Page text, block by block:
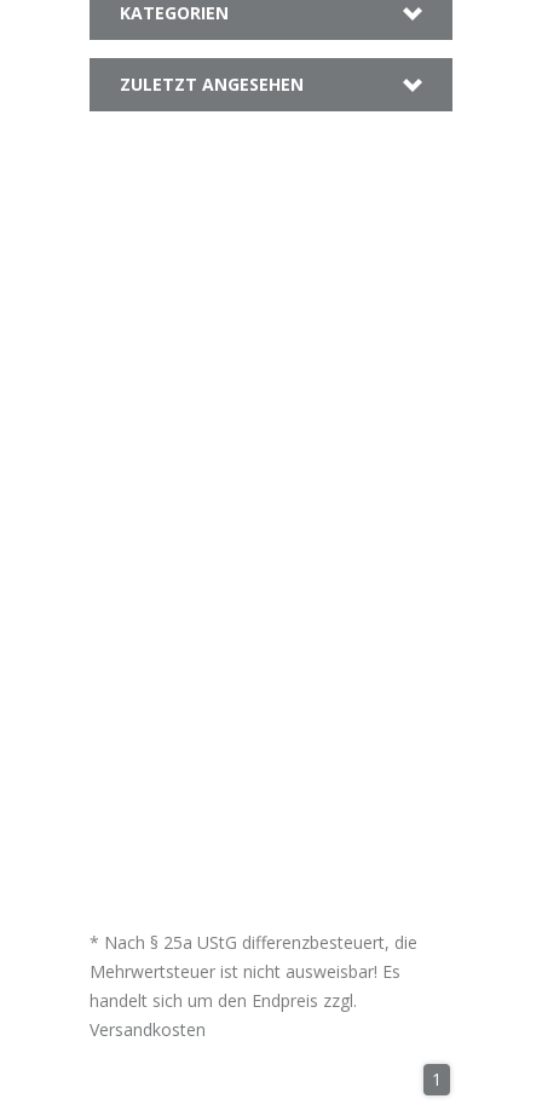
KATEGORIEN
ZULETZT ANGESEHEN
* Nach § 25a UStG differenzbesteuert, die
Mehrwertsteuer ist nicht ausweisbar! Es
handelt sich um den Endpreis zzgl.
Versandkosten
1